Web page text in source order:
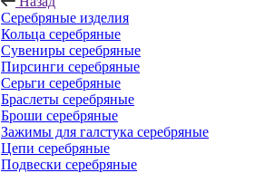
Серебряные изделия
Кольца серебряные
Сувениры серебряные
Пирсинги серебряные
Серьги серебряные
Браслеты серебряные
Броши серебряные
Зажимы для галстука серебряные
Цепи серебряные
Подвески серебряные